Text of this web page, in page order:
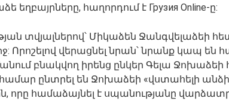
եղբայրները, հաղորդում է Грузия Online-ը:
տվյալներով՝ Միկաձեն Ջանգվելաձեի հետ
Որոշելով վերացնել նրան՝ նրանք կապ են
բնակվող իրենց ընկեր Գելա Ջոխաձեի
ընտրել են Ջոխաձեի «վստահելի
որը համաձայնել է սպանությանը